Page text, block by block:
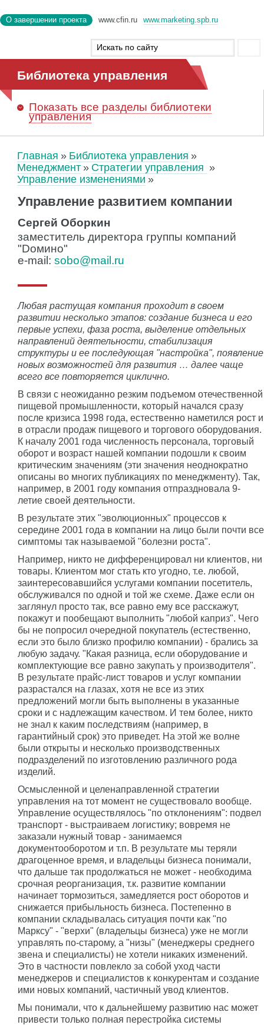
О завершении проекта www.cfin.ru www.marketing.spb.ru
Библиотека управления
Показать все разделы библиотеки
управления
Главная
Библиотека управления
Менеджмент
Стратегии управления
Управление изменениями
Управление развитием компании
Сергей Оборкин
заместитель директора группы компаний
"Dомино"
e-mail: sobo@mail.ru
Любая растущая компания проходит в своем
развитии несколько этапов: создание бизнеса и его
первые успехи, фаза роста, выделение отдельных
направлений деятельности, стабилизация
структуры и ее последующая "настройка", появление
новых возможностей для развития … далее чаще
всего все повторяется циклично.
В связи с неожиданно резким подъемом отечественной
пищевой промышленности, который начался сразу
после кризиса 1998 года, естественно наметился рост и
в отрасли продаж пищевого и торгового оборудования.
К началу 2001 года численность персонала, торговый
оборот и возраст нашей компании подошли к своим
критическим значениям (эти значения неоднократно
описаны во многих публикациях по менеджменту). Так,
например, в 2001 году компания отпраздновала 9-
летие своей деятельности.
В результате этих "эволюционных" процессов к
середине 2001 года в компании на лицо были почти все
симптомы так называемой "болезни роста".
Например, никто не дифференцировал ни клиентов, ни
товары. Клиентом мог стать кто угодно, т.е. любой,
заинтересовавшийся услугами компании посетитель,
обслуживался по одной и той же схеме. Даже если он
заглянул просто так, все равно ему все расскажут,
покажут и пообещают выполнить "любой каприз". Чего
бы не попросил очередной покупатель (естественно,
если это было близко профилю компании) - брались за
любую задачу. "Какая разница, если оборудование и
комплектующие все равно закупать у производителя".
В результате прайс-лист товаров и услуг компании
разрастался на глазах, хотя не все из этих
предложений могли быть выполнены в указанные
сроки и с надлежащим качеством. И тем более, никто
не знал к каким последствиям (например, в
гарантийный срок) это приведет. На этой же волне
были открыты и несколько производственных
подразделений по изготовлению различного рода
изделий.
Осмысленной и целенаправленной стратегии
управления на тот момент не существовало вообще.
Управление осуществлялось "по отклонениям": подвел
транспорт - выстраиваем логистику; вовремя не
заказали нужный товар - занимаемся
документооборотом и т.п. В результате мы теряли
драгоценное время, и владельцы бизнеса понимали,
что дальше так продолжаться не может - необходима
срочная реорганизация, т.к. развитие компании
начинает тормозиться, замедляется рост оборотов и
снижается прибыльность бизнеса. Постепенно в
компании складывалась ситуация почти как "по
Марксу" - "верхи" (владельцы бизнеса) уже не могли
управлять по-старому, а "низы" (менеджеры среднего
звена и специалисты) не хотели никаких изменений.
Это в частности повлекло за собой уход части
менеджеров и специалистов к конкурентам и создание
ими новых компаний, частичный увод клиентов.
Мы понимали, что к дальнейшему развитию нас может
привести только полная перестройка системы